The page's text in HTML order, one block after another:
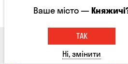
Всі товари Пиво Сидр
Ваше місто —
ТАК
Ні, змінити